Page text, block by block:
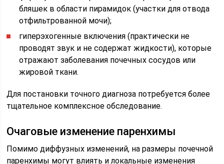
бляшек в области пирамидок (участки для отвода
отфильтрованной мочи);
гиперэхогенные включения (практически не
проводят звук и не содержат жидкости), которые
отражают заболевания почечных сосудов или
жировой ткани.
Для постановки точного диагноза потребуется более
тщательное комплексное обследование.
Очаговые изменение паренхимы
Помимо диффузных изменений, на размеры почечной
паренхимы могут влиять и локальные изменения